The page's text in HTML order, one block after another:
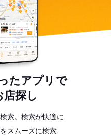
たアプリで
店探し
索。検索が快適に
スムーズに検索